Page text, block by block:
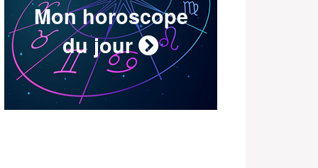
Mon horoscope
du jour